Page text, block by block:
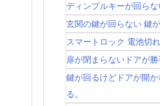
ディンプルキーが回らな
玄関の鍵が回らない 鍵
スマートロック 電池切
扉が閉まらないドアが勝
鍵が回るけどドアが開
る。